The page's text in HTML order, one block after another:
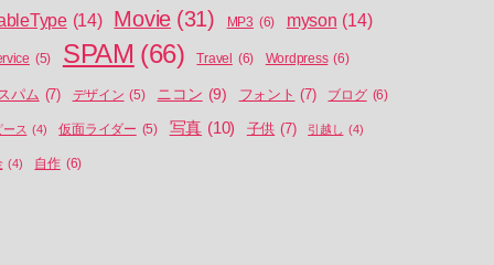
(14) Movie (31) MP3 (6) myson (14)
(5) SPAM (66) Travel (6) Wordpress (6)
スパム (7) デザイン (5) ニコン (9) フォント (7) ブログ (6)
ース (4) 仮面ライダー (5) 写真 (10) 子供 (7) 引越し (4)
(4) 自作 (6)